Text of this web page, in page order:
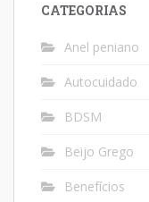
CATEGORIAS
Anel peniano
Autocuidado
BDSM
Beijo Grego
Benefícios